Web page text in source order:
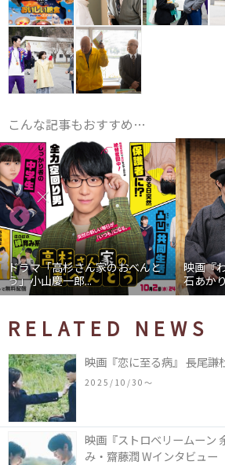
こんな記事もおすすめ…
ドラマ「高杉さん家のおべんと
う」小山慶一郎...
映画『
石あか
RELATED NEWS
2025/10/30〜
映画『ストロベリームー
み・齋藤潤 Wインタビュー